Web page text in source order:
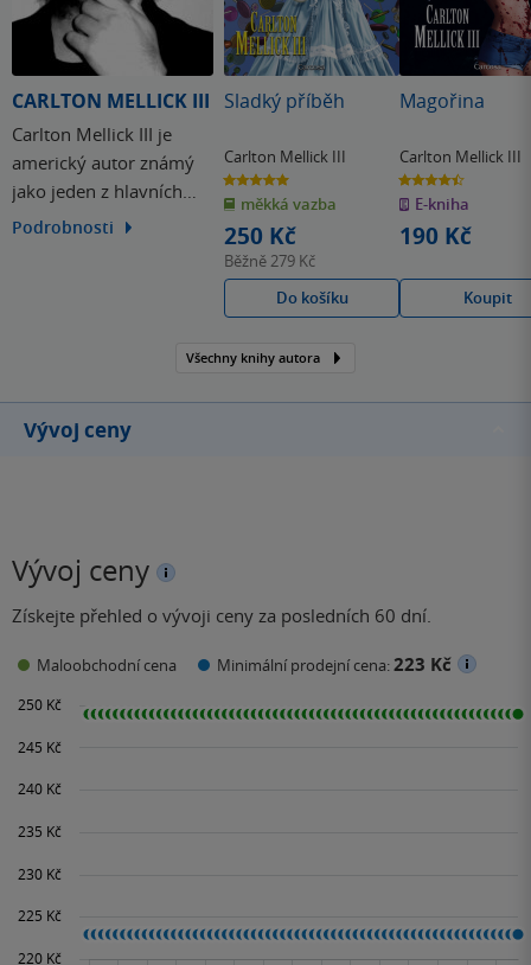
CARLTON MELLICK III
Carlton Mellick III je
americký autor známý
jako jeden z hlavních
představitelů směru
literatury, jsou to jakési
surreální…
Podrobnosti
Sladký příběh
Carlton Mellick III
5.0
z
5
hvězdiček
měkká vazba
250 Kč
Běžně279 Kč
Do košíku
Magořina
Carlton Mellick III
4.5
z
5
hvězdiček
E-kniha
190 Kč
Koupit
Všechny knihy autora
Vývoj ceny
Vývoj ceny
Získejte přehled o vývoji ceny za posledních 60 dní.
Maloobchodní cena Minimální prodejní cena:223 Kč